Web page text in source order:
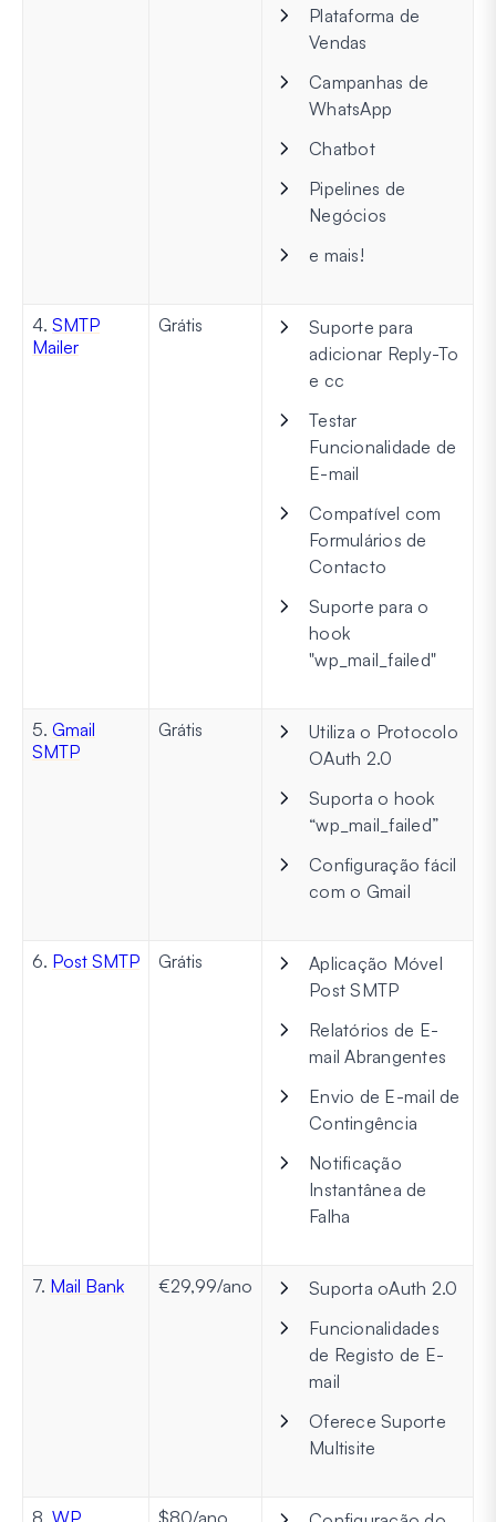
Plataforma de
Vendas
Campanhas de
WhatsApp
Chatbot
Pipelines de
Negócios
e mais!
4. SMTP
Mailer
Grátis
Suporte para
adicionar Reply-To
e cc
Testar
Funcionalidade de
E-mail
Compatível com
Formulários de
Contacto
Suporte para o
hook
"wp_mail_failed"
5. Gmail
SMTP
Grátis
Utiliza o Protocolo
OAuth 2.0
Suporta o hook
“wp_mail_failed”
Configuração fácil
com o Gmail
6. Post SMTP Grátis
Aplicação Móvel
Post SMTP
Relatórios de E-
mail Abrangentes
Envio de E-mail de
Contingência
Notificação
Instantânea de
Falha
7. Mail Bank €29,99/ano
Suporta oAuth 2.0
Funcionalidades
de Registo de E-
mail
Oferece Suporte
Multisite
8. WP $80/ano